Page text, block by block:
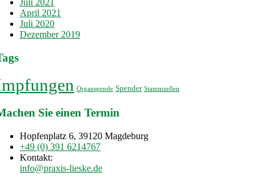
Juli 2021
April 2021
Juli 2020
Dezember 2019
Organspende Spender Stammzellen
Sie einen Termin
Hopfenplatz 6, 39120 Magdeburg
+49 (0) 391 6214767
Kontakt:
info@praxis-lieske.de